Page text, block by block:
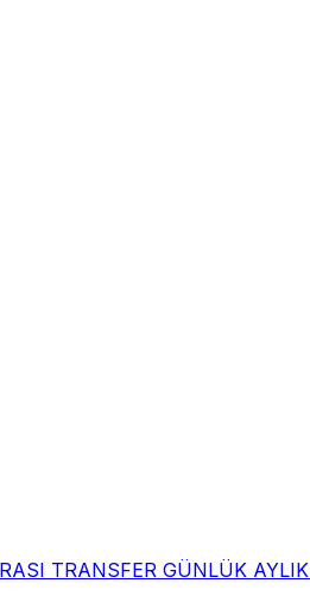
TRANSFER GÜNLÜK